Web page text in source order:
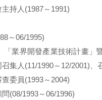
持人(1987～1991)
～06/1995)
業界開發產業技術計畫」
集人(11/1990～12/2001)、
委員(1993～2004)
(08/1993～06/1996)